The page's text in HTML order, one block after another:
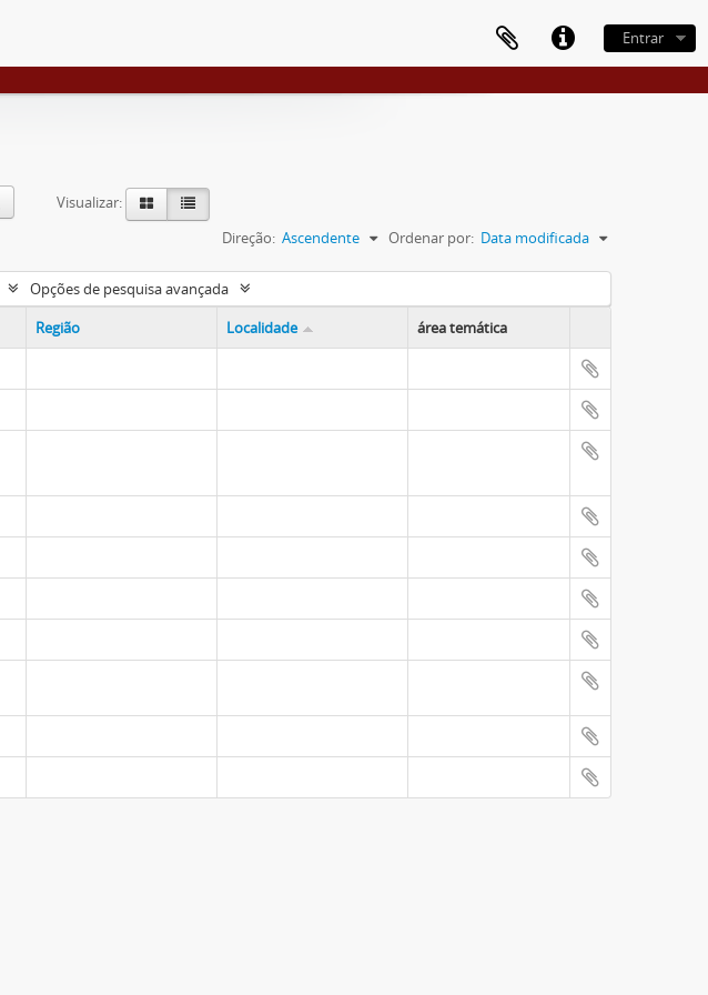
Entrar
Visualizar:
Ordenar por: Data modificada
Direção: Ascendente
Opções de pesquisa avançada
Região Localidade área temática